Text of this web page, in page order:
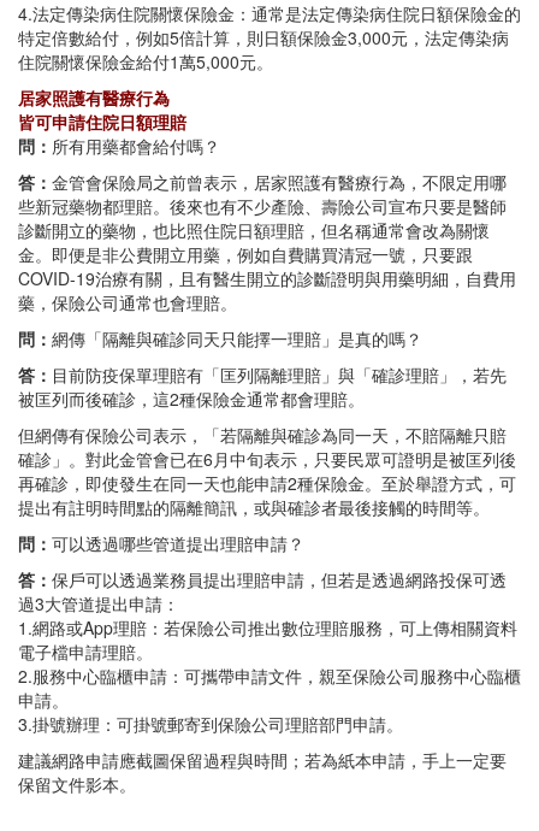
4.法定傳染病住院關懷保險金：通常是法定傳染病住院日額保險金的
特定倍數給付，例如5倍計算，則日額保險金3,000元，法定傳染病
住院關懷保險金給付1萬5,000元。
居家照護有醫療行為
皆可申請住院日額理賠
問： 所有用藥都會給付嗎？
答： 金管會保險局之前曾表示，居家照護有醫療行為，不限定用哪
些新冠藥物都理賠。後來也有不少產險、壽險公司宣布只要是醫師
診斷開立的藥物，也比照住院日額理賠，但名稱通常會改為關懷
金。即便是非公費開立用藥，例如自費購買清冠一號，只要跟
COVID-19治療有關，且有醫生開立的診斷證明與用藥明細，自費用
藥，保險公司通常也會理賠。
問： 網傳「隔離與確診同天只能擇一理賠」是真的嗎？
答： 目前防疫保單理賠有「匡列隔離理賠」與「確診理賠」，若先
被匡列而後確診，這2種保險金通常都會理賠。
但網傳有保險公司表示，「若隔離與確診為同一天，不賠隔離只賠
確診」。對此金管會已在6月中旬表示，只要民眾可證明是被匡列後
再確診，即使發生在同一天也能申請2種保險金。至於舉證方式，可
提出有註明時間點的隔離簡訊，或與確診者最後接觸的時間等。
問： 可以透過哪些管道提出理賠申請？
答： 保戶可以透過業務員提出理賠申請，但若是透過網路投保可透
過3大管道提出申請：
1.網路或App理賠：若保險公司推出數位理賠服務，可上傳相關資料
電子檔申請理賠。
2.服務中心臨櫃申請：可攜帶申請文件，親至保險公司服務中心臨櫃
申請。
3.掛號辦理：可掛號郵寄到保險公司理賠部門申請。
建議網路申請應截圖保留過程與時間；若為紙本申請，手上一定要
保留文件影本。